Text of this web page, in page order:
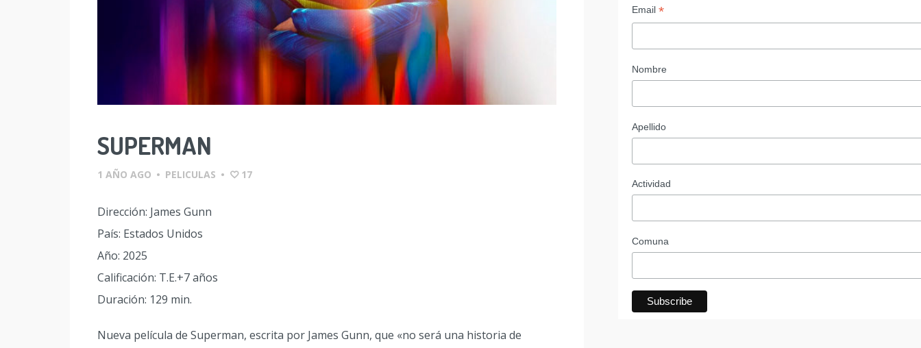
SUPERMAN
1 AÑO AGO • PELICULAS • 17
Dirección: James Gunn
País: Estados Unidos
Año: 2025
Calificación: T.E.+7 años
Duración: 129 min.
Nueva película de Superman, escrita por James Gunn, que «no será una historia de
Email *
Nombre
Apellido
Actividad
Comuna